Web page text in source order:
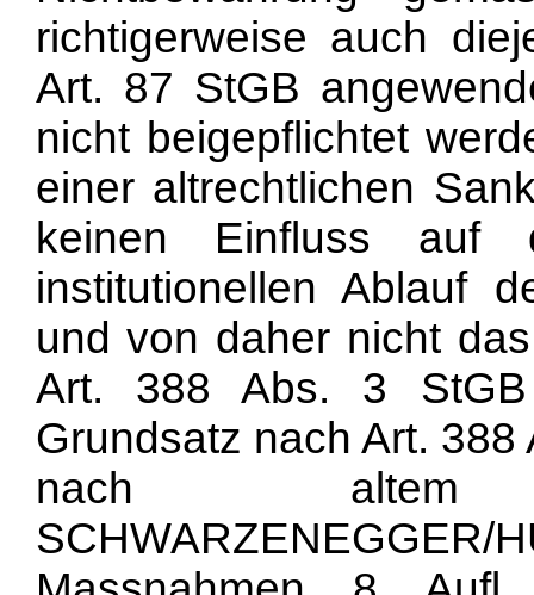
richtigerweise auch
Art. 87 StGB
nicht beigepflichtet
einer altrechtlichen
keinen Einfluss auf
institutionellen Ablauf
und von daher nicht
Art. 388 Abs. 3 StGB
Grundsatz nach Art.
nach